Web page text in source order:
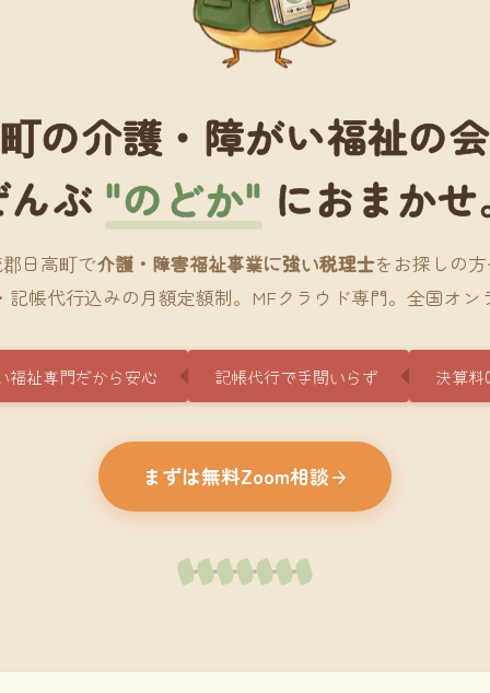
の介護・障がい福祉の
ぶ "のどか" におまか
日高町で介護・障害福祉事業に強い税理士をお探しの
記帳代行込みの月額定額制。MFクラウド専門。全国オン
福祉専門だから安心 記帳代行で手間いらず 決算料
まずは無料Zoom相談